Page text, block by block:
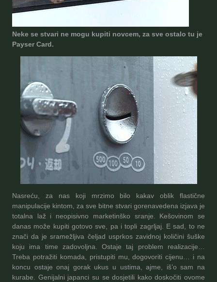
Neke se stvari ne mogu kupiti novcem, za sve ostalo tu je
Payser Card.
Nasreću, za nas koji mrzimo bilo kakav oblik flastične
manipulacije kintom, za sve bitne stvari gorenavedena izjava je
totalna laž i neopisivno marketinško sranje. Kešovinom se
danas može kupiti gotovo sve, pa i topli zagrljaj. E sad, to ne
znači da je sramežljiva čeljad usprkos zavidnoj količini šuške
koju ima time zadovoljna. Ostaje taj problem realizacije…
Treba potražiti komada, pristupiti mu, dogovoriti cijenu… i na
koncu ostaje onaj gorak ukus u ustima, ajme, iš’o sam na
kurabe. Genijalni japanci su se dosjetili kako doskočiti ovome